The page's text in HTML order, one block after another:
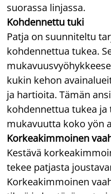
suorassa linjassa.
Kohdennettu tuki
Patja on suunniteltu
kohdennettua tukea.
kukin kehon
ja hartioita. Tämän
kohdennettua tukea ja
mukavuutta koko yön
Korkeakimmoinen
Kestävä
tekee patjasta
Korkeakimmoinen